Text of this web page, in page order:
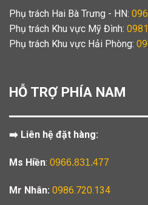
Phụ trách Hai Bà Trưng - HN:
Phụ trách Khu vực Mỹ Đình:
Phụ trách Khu vực Hải Phòng:
HỖ TRỢ PHÍA NAM
➡️ Liên hệ đặt hàng:
Ms Hiền: 0966.831.477
Mr Nhân: 0986.720.134